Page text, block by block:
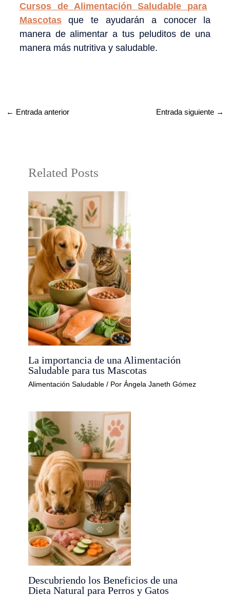
Cursos de Alimentación Saludable para
Mascotasque te ayudarán a conocer la
manera de alimentar a tus peluditos de una
manera más nutritiva y saludable.
← Entrada anterior Entrada siguiente →
Related Posts
La importancia de una Alimentación
Saludable para tus Mascotas
Alimentación Saludable/ Por Ángela Janeth Gómez
Descubriendo los Beneficios de una
Dieta Natural para Perros y Gatos